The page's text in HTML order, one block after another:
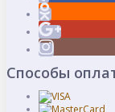
Способы